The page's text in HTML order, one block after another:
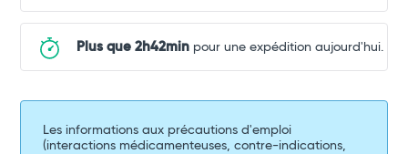
Plus que 2h42minpour une expédition aujourd'hui.
Les informations aux précautions d'emploi
(interactions médicamenteuses, contre-indications,